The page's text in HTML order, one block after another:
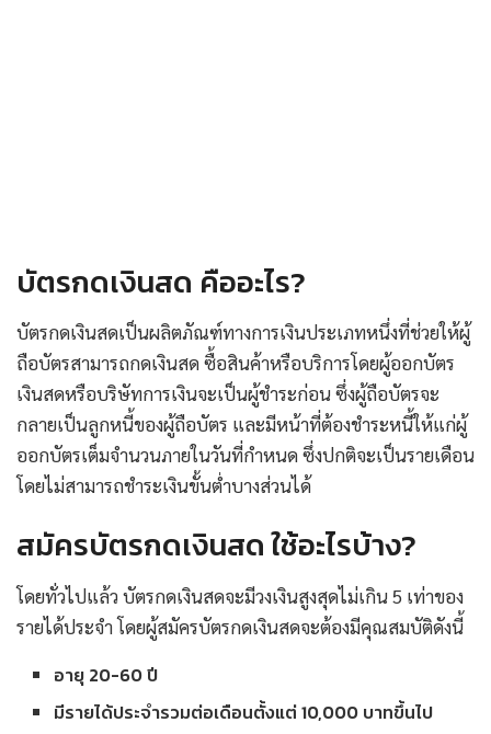
บัตรกดเงินสด คืออะไร?
บัตรกดเงินสดเป็นผลิตภัณฑ์ทางการเงินประเภทหนึ่งที่ช่วยให้ผู้
ถือบัตรสามารถกดเงินสด ซื้อสินค้าหรือบริการโดยผู้ออกบัตร
เงินสดหรือบริษัทการเงินจะเป็นผู้ชำระก่อน ซึ่งผู้ถือบัตรจะ
กลายเป็นลูกหนี้ของผู้ถือบัตร และมีหน้าที่ต้องชำระหนี้ให้แก่ผู้
ออกบัตรเต็มจำนวนภายในวันที่กำหนด ซึ่งปกติจะเป็นรายเดือน
โดยไม่สามารถชำระเงินขั้นต่ำบางส่วนได้
สมัครบัตรกดเงินสด ใช้อะไรบ้าง?
โดยทั่วไปแล้ว บัตรกดเงินสดจะมีวงเงินสูงสุดไม่เกิน 5 เท่าของ
รายได้ประจำ โดยผู้สมัครบัตรกดเงินสดจะต้องมีคุณสมบัติดังนี้
อายุ 20-60 ปี
มีรายได้ประจำรวมต่อเดือนตั้งแต่ 10,000 บาทขึ้นไป